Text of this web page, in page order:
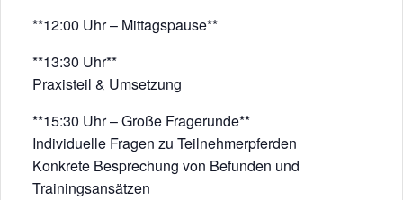
**12:00 Uhr – Mittagspause**
**13:30 Uhr**
Praxisteil & Umsetzung
**15:30 Uhr – Große Fragerunde**
Individuelle Fragen zu Teilnehmerpferden
Konkrete Besprechung von Befunden und
Trainingsansätzen